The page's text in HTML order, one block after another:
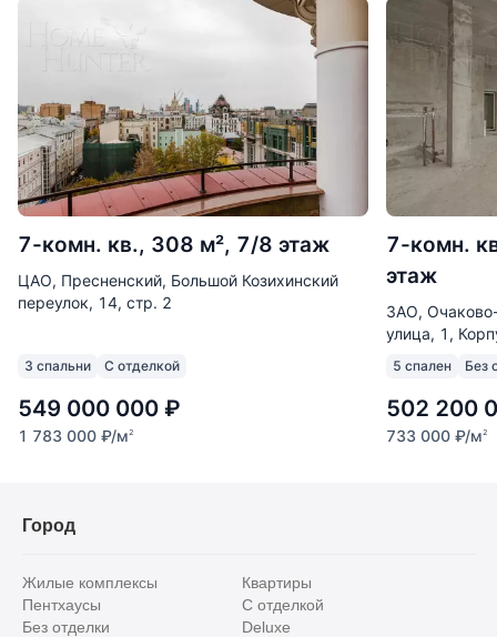
7-комн. кв., 308 м², 7/8 этаж
ЦАО, Пресненский, Большой Козихинский
переулок, 14, стр. 2
3 спальни С отделкой
549 000 000 ₽
1 783 000 ₽/м2
7-комн.
этаж
ЗАО,
улица, 1,
5 спален Без
502 200
733 000 ₽/м2
Город
Жилые комплексы
Квартиры
Пентхаусы
С отделкой
Без отделки
Deluxe